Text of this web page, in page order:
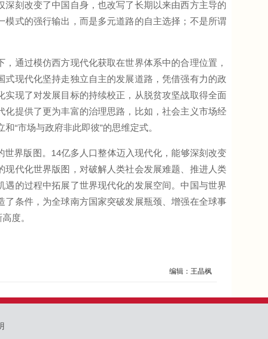
刻改变了中国自身，也改写了长期以来由西方主导的
式的强行输出，而是多元道路的自主选择；不是所谓
通过模仿西方现代化获取在世界体系中的合理位置，
现代化坚持走独立自主的发展道路，凭借强有力的政
现了对发展目标的持续校正，从脱贫攻坚战取得全面
提供了更为丰富的治理思路，比如，社会主义市场经
“市场与政府非此即彼”的思维定式。
界版图。14亿多人口整体迈入现代化，能够深刻改变
代化世界版图，对破解人类社会发展难题、推进人类
的过程中拓展了世界现代化的发展空间。中国与世界
条件，为全球南方国家突破发展瓶颈、增强在全球事
度。
编辑：王晶枫